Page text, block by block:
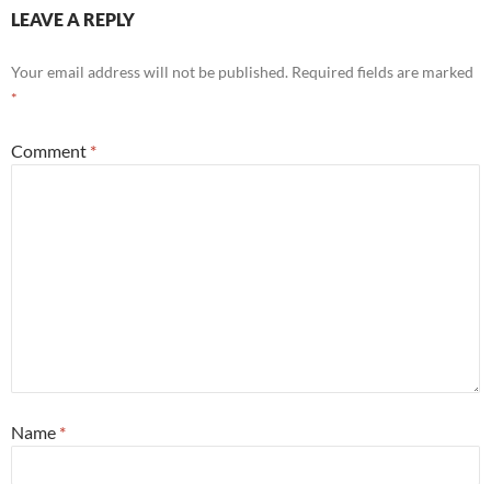
LEAVE A REPLY
Your email address will not be published. Required fields are marked
*
Comment *
Name *